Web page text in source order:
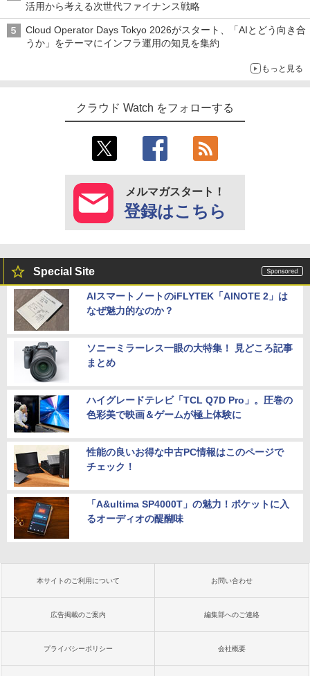
活用から考える次世代ファイナンス戦略
Cloud Operator Days Tokyo 2026がスタート、「AIとどう向き合
うか」をテーマにインフラ運用の知見を集約
もっと見る
クラウド Watch をフォローする
メルマガスタート！
登録はこちら
Special Site
AIスマートノートのiFLYTEK「AINOTE 2」は
なぜ魅力的なのか？
ソニーミラーレス一眼の大特集！ 見どころ記事
まとめ
ハイグレードテレビ「TCL Q7D Pro」。圧巻の
色彩美で映画＆ゲームが極上体験に
性能の良いお得な中古PC情報はこのページで
チェック！
「A&ultima SP4000T」の魅力！ポケットに入
るオーディオの醍醐味
本サイトのご利用について お問い合わせ
広告掲載のご案内 編集部へのご連絡
プライバシーポリシー 会社概要